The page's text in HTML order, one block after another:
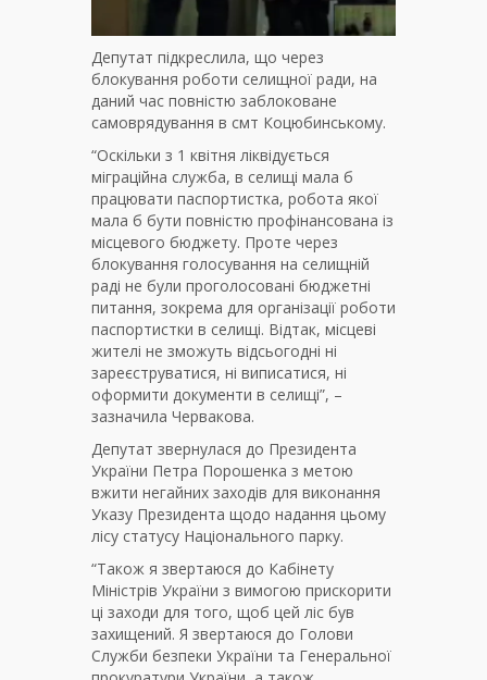
Депутат підкреслила, що через
блокування роботи селищної ради, на
даний час повністю заблоковане
самоврядування в смт Коцюбинському.
“Оскільки з 1 квітня ліквідується
міграційна служба, в селищі мала б
працювати паспортистка, робота якої
мала б бути повністю профінансована із
місцевого бюджету. Проте через
блокування голосування на селищній
раді не були проголосовані бюджетні
питання, зокрема для організації роботи
паспортистки в селищі. Відтак, місцеві
жителі не зможуть відсьогодні ні
зареєструватися, ні виписатися, ні
оформити документи в селищі”, –
зазначила Червакова.
Депутат звернулася до Президента
України Петра Порошенка з метою
вжити негайних заходів для виконання
Указу Президента щодо надання цьому
лісу статусу Національного парку.
“Також я звертаюся до Кабінету
Міністрів України з вимогою прискорити
ці заходи для того, щоб цей ліс був
захищений. Я звертаюся до Голови
Служби безпеки України та Генеральної